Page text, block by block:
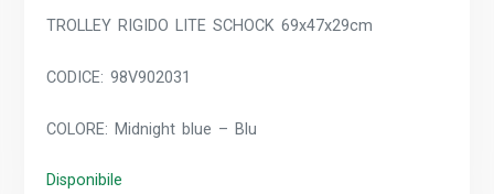
era:
TROLLEY RIGIDO LITE SCHOCK 69x47x29cm
CODICE: 98V902031
COLORE: Midnight blue – Blu
Disponibile